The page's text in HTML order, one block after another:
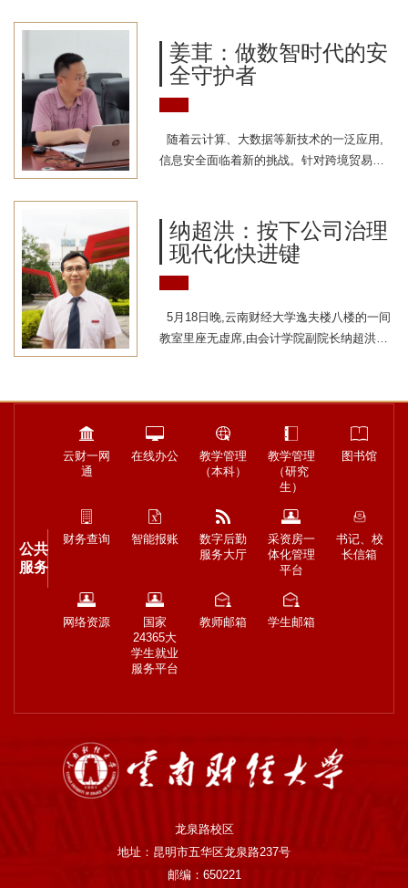
仙主动请缨,依托云南巨灾风险管理研究中心,
组建了巨灾风险管理研究团队作为团队带头
人,她带领学院保险系，金融工程系等中青年
方向展开研究。“简单来说,巨灾风险管理研究
就是运用统计学原理对地震等巨灾风险进行
姜茸：做数智时代的安
全守护者
随着云计算、大数据等新技术的一泛应用,
信息安全面临着新的挑战。针对跨境贸易互
南省服务计算重点实验室主任、云南省服务
计算与数字经济创新团队带头人姜茸教授确
定了“大数据、云计算、区块链的信息安全与
纳超洪：按下公司治理
现代化快进键
5月18日晚,云南财经大学逸夫楼八楼的一间
教室里座无虚席,由会计学院副院长纳超洪教
坛受到了学生们的喜爱,每两周都会定期举
讲座、学术训练营、案例分析比赛还有很
多。在他看来,这些学术活动对学生培养研究
兴趣、提前储备研究人才意义重大。深耕财
务管理领域教育教学 15年的纳超洪,对新时代
财务会计有自己的理解:...
公共
服务
云财一网
通
在线办公
教学管理
（本科）
教学管理
（研究
生）
图书馆
财务查询 智能报账
数字后勤
服务大厅
采资房一
体化管理
平台
书记、校
长信箱
网络资源
国家
24365大
学生就业
服务平台
教师邮箱 学生邮箱
龙泉路校区
地址：昆明市五华区龙泉路237号
邮编：650221